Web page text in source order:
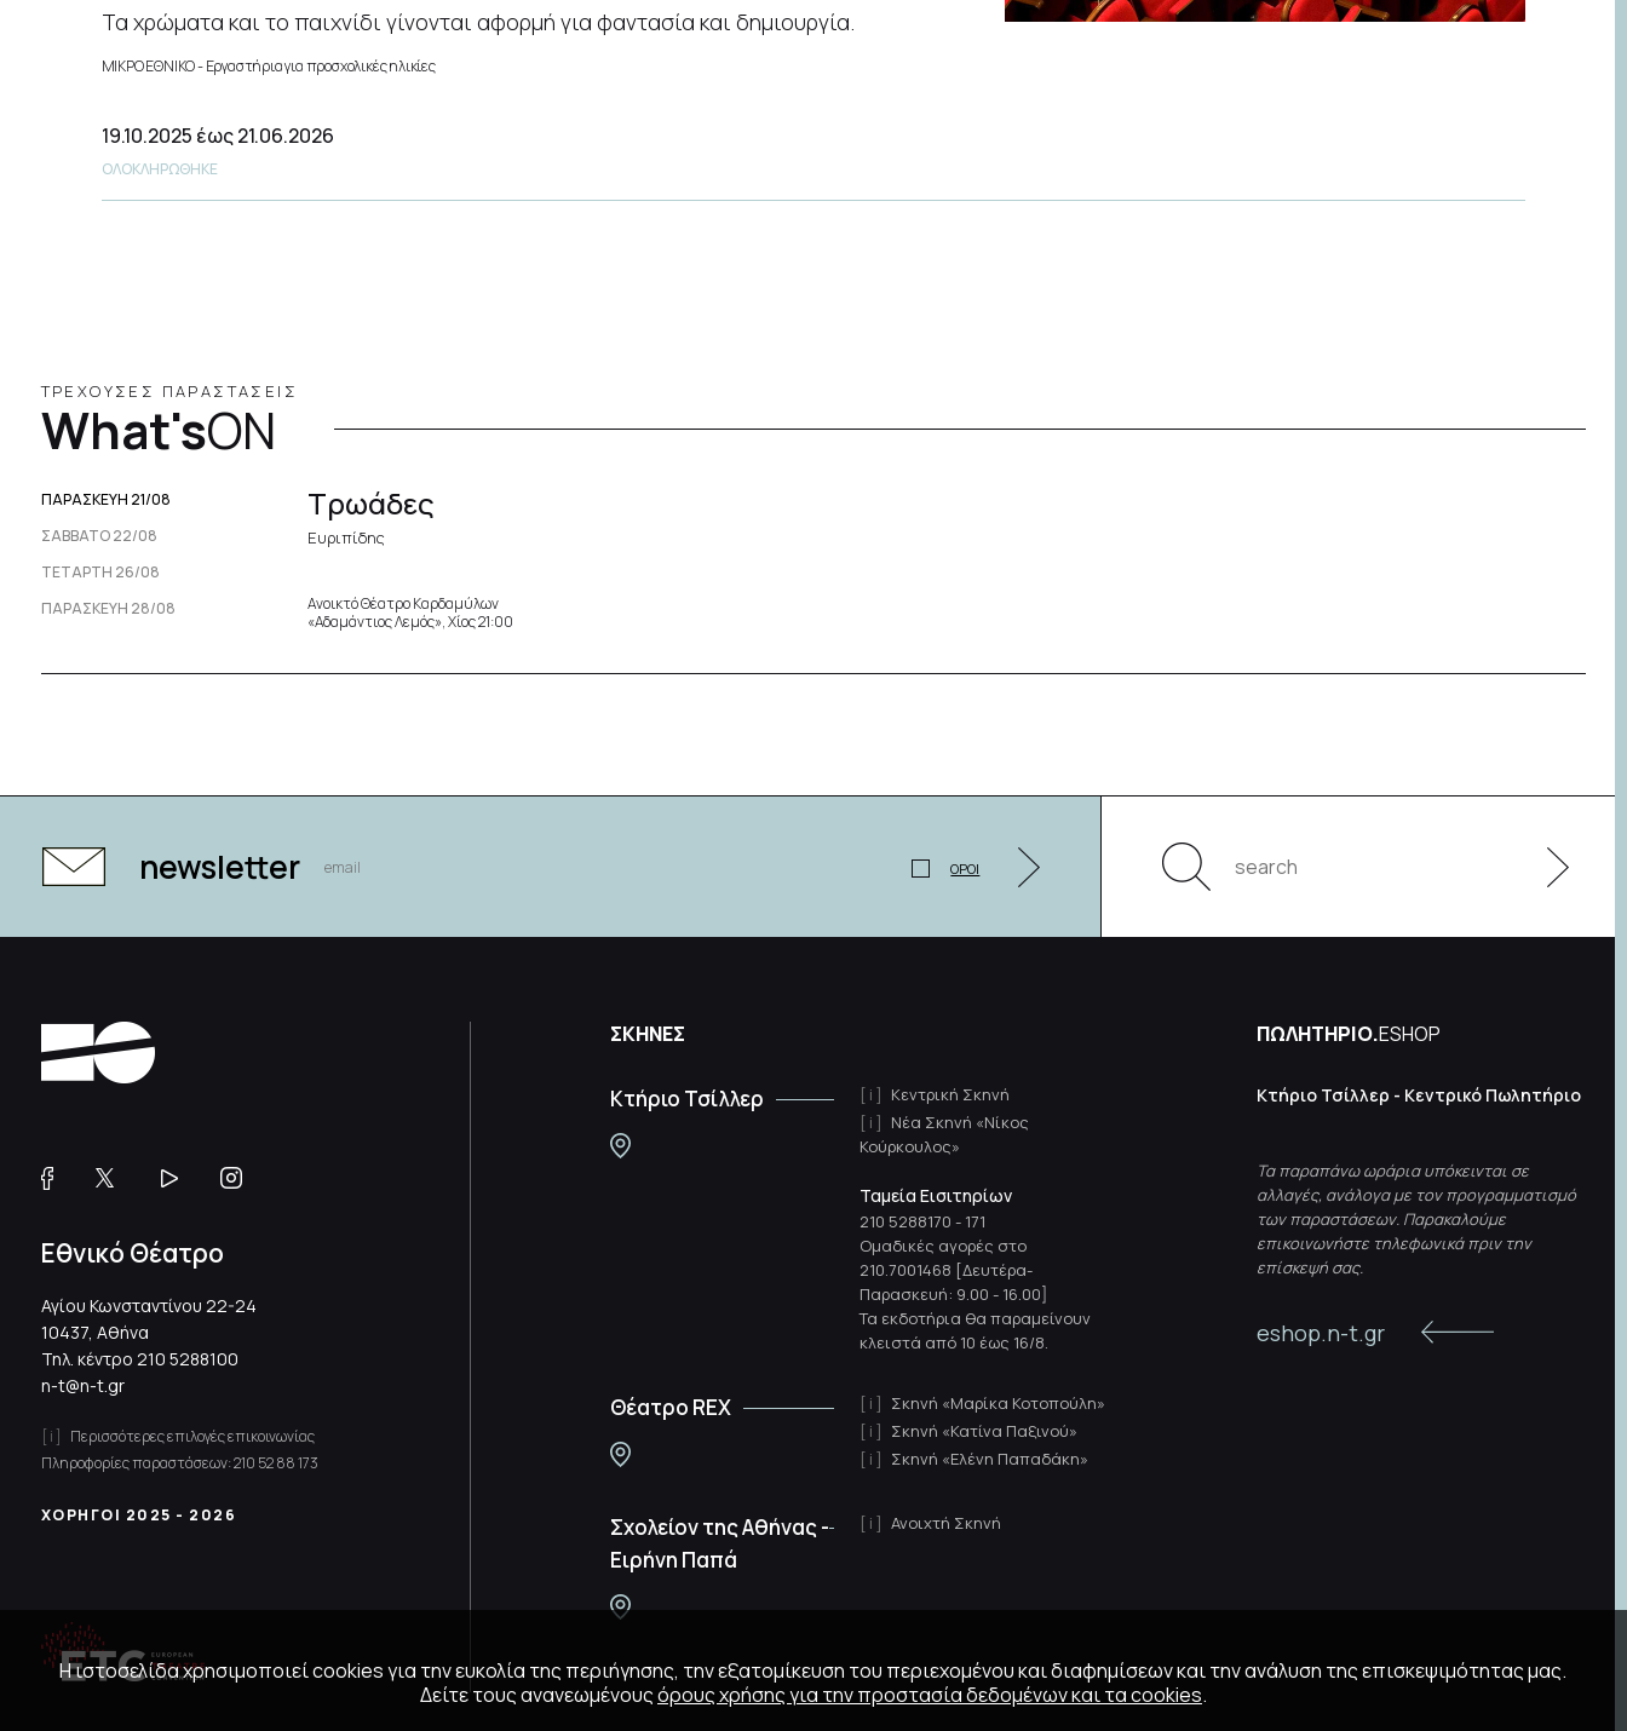
19.10.2025 έως 21.06.2026
ΟΛΟΚΛΗΡΩΘΗΚΕ
Τα χρώματα και το παιχνίδι γίνονται αφορμή για φαντασία και δημιουργία.
ΜΙΚΡΟ ΕΘΝΙΚΟ Εργαστήρια για προσχολικές ηλικίες
ΤΡΕΧΟΥΣΕΣ ΠΑΡΑΣΤΑΣΕΙΣ
What'sON
ΠΑΡΑΣΚΕΥΉ 21/08
ΣΆΒΒΑΤΟ 22/08
ΤΕΤΆΡΤΗ 26/08
ΠΑΡΑΣΚΕΥΉ 28/08
Τρωάδες
Ευριπίδης
Ανοικτό Θέατρο Καρδαμύλων
«Αδαμάντιος Λεμός», Χίος 21:00
newsletter ΟΡΟΙ
ΣΚΗΝΕΣ
Κτήριο Τσίλλερ
Κεντρική Σκηνή
Νέα Σκηνή «Νίκος
Κούρκουλος»
Ταμεία Εισιτηρίων
210 5288170 - 171
Ομαδικές αγορές στο
210.7001468 [Δευτέρα-
Παρασκευή: 9.00 - 16.00]
Τα εκδοτήρια θα παραμείνουν
κλειστά από 10 έως 16/8.
Θέατρο REX
Σκηνή «Μαρίκα Κοτοπούλη»
Σκηνή «Κατίνα Παξινού»
Σκηνή «Ελένη Παπαδάκη»
Σχολείον της Αθήνας -
Ειρήνη Παπά
Ανοιχτή Σκηνή
ΠΩΛΗΤΗΡΙΟ.ESHOP
Κτήριο Τσίλλερ - Κεντρικό Πωλητήριο
Τα παραπάνω ωράρια υπόκεινται σε
αλλαγές, ανάλογα με τον προγραμματισμό
των παραστάσεων. Παρακαλούμε
επικοινωνήστε τηλεφωνικά πριν την
επίσκεψή σας.
eshop.n-t.gr
Εθνικό Θέατρο
Αγίου Κωνσταντίνου 22-24
10437, Αθήνα
Τηλ. κέντρο 210 5288100
n-t@n-t.gr
Περισσότερες επιλογές επικοινωνίας
Πληροφορίες παραστάσεων:210 52 88 173
ΧΟΡΗΓΟΙ 2025 - 2026
Η ιστοσελίδα χρησιμοποιεί cookies για την ευκολία της περιήγησης, την εξατομίκευση του περιεχομένου και διαφημίσεων και την ανάλυση της επισκεψιμότητας μας.
Δείτε τους ανανεωμένουςόρους χρήσης για την προστασία δεδομένων και τα cookies.